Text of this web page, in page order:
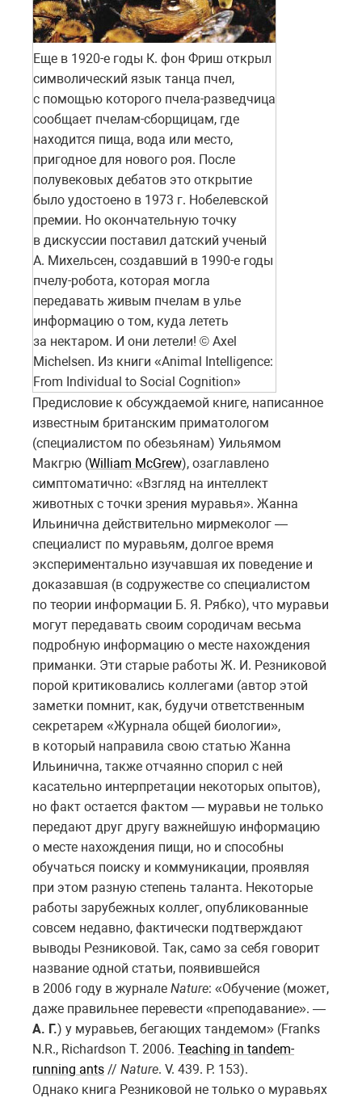
Еще в 1920-е годы К. фон Фриш открыл
символический язык танца пчел,
с помощью которого пчела-разведчица
сообщает пчелам-сборщицам, где
находится пища, вода или место,
пригодное для нового роя. После
полувековых дебатов это открытие
было удостоено в 1973 г. Нобелевской
премии. Но окончательную точку
в дискуссии поставил датский ученый
А. Михельсен, создавший в 1990-е годы
пчелу-робота, которая могла
передавать живым пчелам в улье
информацию о том, куда лететь
за нектаром. И они летели! © Axel
Michelsen. Из книги «Animal Intelligence:
From Individual to Social Cognition»
Предисловие к обсуждаемой книге, написанное
известным британским приматологом
(специалистом по обезьянам) Уильямом
Макгрю (William McGrew), озаглавлено
симптоматично: «Взгляд на интеллект
животных с точки зрения муравья». Жанна
Ильинична действительно мирмеколог —
специалист по муравьям, долгое время
экспериментально изучавшая их поведение и
доказавшая (в содружестве со специалистом
по теории информации Б. Я. Рябко), что муравьи
могут передавать своим сородичам весьма
подробную информацию о месте нахождения
приманки. Эти старые работы Ж. И. Резниковой
порой критиковались коллегами (автор этой
заметки помнит, как, будучи ответственным
секретарем «Журнала общей биологии»,
в который направила свою статью Жанна
Ильинична, также отчаянно спорил с ней
касательно интерпретации некоторых опытов),
но факт остается фактом — муравьи не только
передают друг другу важнейшую информацию
о месте нахождения пищи, но и способны
обучаться поиску и коммуникации, проявляя
при этом разную степень таланта. Некоторые
работы зарубежных коллег, опубликованные
совсем недавно, фактически подтверждают
выводы Резниковой. Так, само за себя говорит
название одной статьи, появившейся
в 2006 году в журнале Nature: «Обучение (может,
даже правильнее перевести «преподавание». —
А. Г.) у муравьев, бегающих тандемом» (Franks
N.R., Richardson T. 2006. Teaching in tandem-
running ants // Nature. V. 439. P. 153).
Однако книга Резниковой не только о муравьях